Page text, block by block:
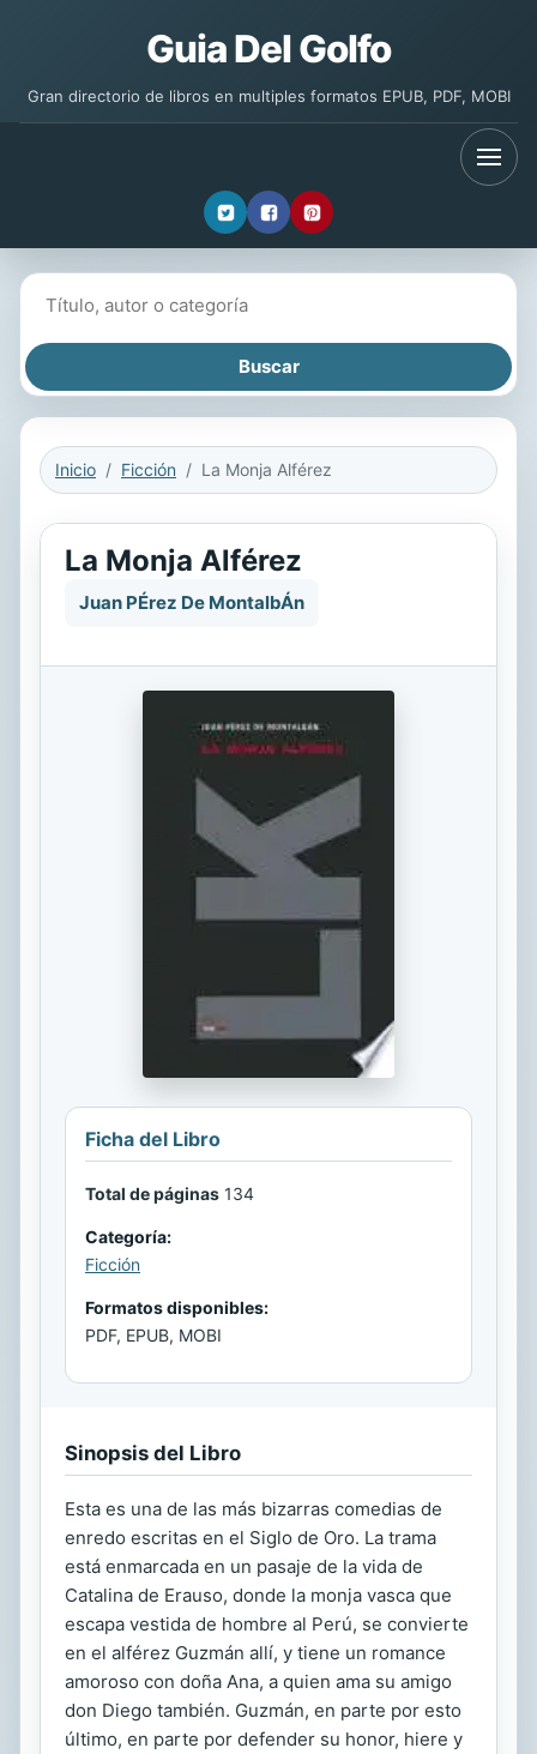
Guia Del Golfo
Gran directorio de libros en multiples formatos EPUB, PDF, MOBI
Inicio Ficción La Monja Alférez
La Monja Alférez
Juan PÉrez De MontalbÁn
Ficha del Libro
Total de páginas 134
Categoría:
Ficción
Formatos disponibles:
PDF, EPUB, MOBI
Sinopsis del Libro
Esta es una de las más bizarras comedias de
enredo escritas en el Siglo de Oro. La trama
está enmarcada en un pasaje de la vida de
Catalina de Erauso, donde la monja vasca que
escapa vestida de hombre al Perú, se convierte
en el alférez Guzmán allí, y tiene un romance
amoroso con doña Ana, a quien ama su amigo
don Diego también. Guzmán, en parte por esto
último, en parte por defender su honor, hiere y